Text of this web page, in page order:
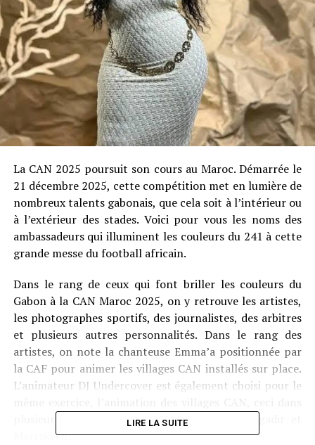
La CAN 2025 poursuit son cours au Maroc. Démarrée le
21 décembre 2025, cette compétition met en lumière de
nombreux talents gabonais, que cela soit à l’intérieur ou
à l’extérieur des stades. Voici pour vous les noms des
ambassadeurs qui illuminent les couleurs du 241 à cette
grande messe du football africain.
Dans le rang de ceux qui font briller les couleurs du
Gabon à la CAN Maroc 2025, on y retrouve les artistes,
les photographes sportifs, des journalistes, des arbitres
et plusieurs autres personnalités. Dans le rang des
artistes, on note la chanteuse Emma’a positionnée par
la CAF pour animer les villages CAN installés sur place.
L’animateur DJ Undercover est également choisi pour le
plusieurs villes à savoir Casablanca, Rabat, Agadir et
Marrakech.
LIRE LA SUITE